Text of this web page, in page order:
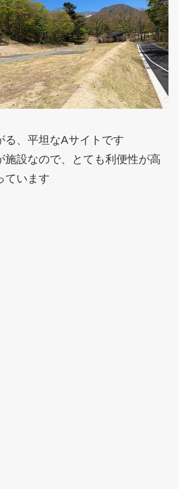
る、平坦なAサイトです
施設なので、とても利便性が高
ています